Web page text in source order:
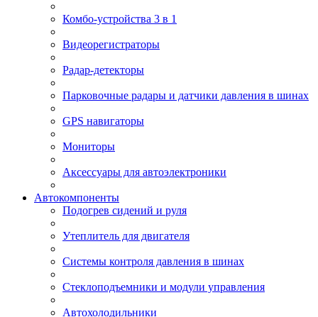
Комбо-устройства 3 в 1
Видеорегистраторы
Радар-детекторы
Парковочные радары и датчики давления в шинах
GPS навигаторы
Мониторы
Аксессуары для автоэлектроники
Автокомпоненты
Подогрев сидений и руля
Утеплитель для двигателя
Системы контроля давления в шинах
Стеклоподъемники и модули управления
Автохолодильники